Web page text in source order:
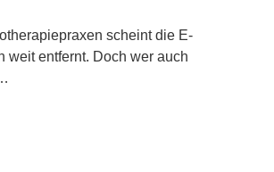
scheint die E-
weit entfernt. Doch wer auch